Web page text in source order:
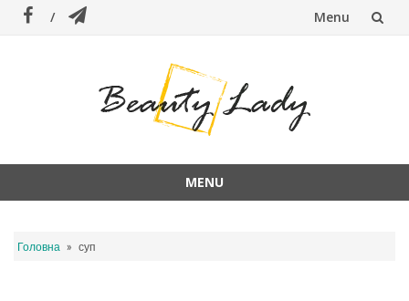
Menu
MENU
content
Головна » суп